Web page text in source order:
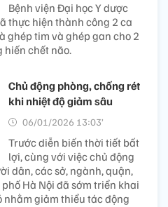
Bệnh viện Đại học Y dược
thực hiện thành công 2 ca
ghép tim và ghép gan cho 2
hiến chết não.
Chủ động phòng, chống rét
khi nhiệt độ giảm sâu
06/01/2026 13:03’
Trước diễn biến thời tiết bất
lợi, cùng với việc chủ động
dân, các sở, ngành, quận,
Hà Nội đã sớm triển khai
giảm thiểu tác động